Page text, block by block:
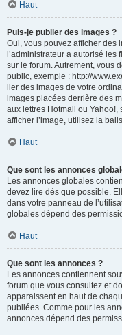
Haut
Puis-je publier des images ?
Oui, vous pouvez afficher des
l’administrateur a autorisé
sur le forum. Autrement, vous
public, exemple : http://
lier des images de votre
images placées derrière des
aux lettres Hotmail ou Yahoo!,
afficher l’image, utilisez la
Haut
Que sont les annonces
Les annonces globales
devez lire dès que possible.
dans votre panneau de
globales dépend des
Haut
Que sont les annonces ?
Les annonces contiennent
forum que vous consultez et
apparaissent en haut de
publiées. Comme pour les
annonces dépend des